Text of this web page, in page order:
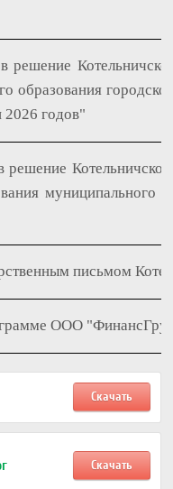
решение
образования
2026 годов"
решение
муниципального
письмом
ООО
Скачать
Скачать